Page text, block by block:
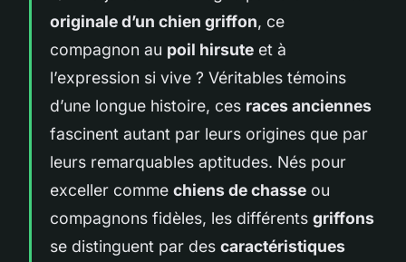
originale d’un chien griffon, ce
compagnon au poil hirsute et à
l’expression si vive ? Véritables témoins
d’une longue histoire, ces races anciennes
fascinent autant par leurs origines que par
leurs remarquables aptitudes. Nés pour
exceller comme chiens de chasse ou
compagnons fidèles, les différents griffons
se distinguent par des caractéristiques